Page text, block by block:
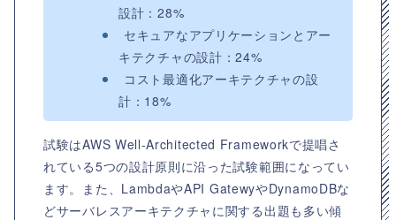
設計：28%
セキュアなアプリケーションとアー
キテクチャの設計：24%
コスト最適化アーキテクチャの設
計：18%
試験はAWS Well-Architected Frameworkで提唱さ
れている5つの設計原則に沿った試験範囲になってい
ます。また、LambdaやAPI GatewyやDynamoDBな
どサーバレスアーキテクチャに関する出題も多い傾